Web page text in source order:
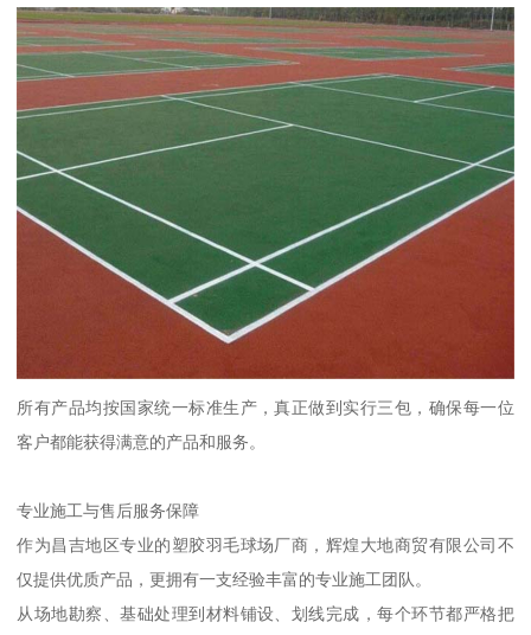
所有产品均按国家统一标准生产，真正做到实行三包，确保每一位
客户都能获得满意的产品和服务。
专业施工与售后服务保障
作为昌吉地区专业的塑胶羽毛球场厂商，辉煌大地商贸有限公司不
仅提供优质产品，更拥有一支经验丰富的专业施工团队。
从场地勘察、基础处理到材料铺设、划线完成，每个环节都严格把